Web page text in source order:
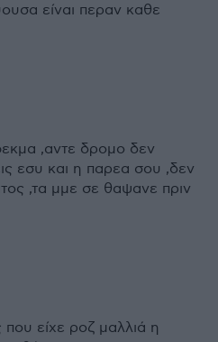
είναι περαν καθε
,αντε δρομο δεν
εσυ και η παρεα σου ,δεν
,τα μμε σε θαψανε πριν
είχε ροζ μαλλιά η